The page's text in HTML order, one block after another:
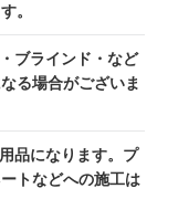
。
ブラインド・など
る場合がございま
品になります。プ
トなどへの施工は